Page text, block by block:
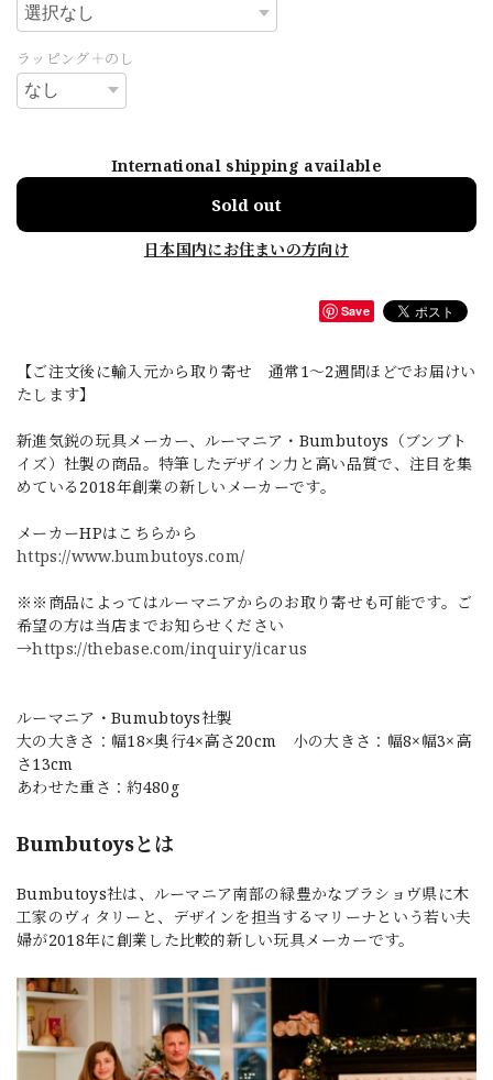
ラッピング＋のし
International shipping available
Sold out
日本国内にお住まいの方向け
Save
【ご注文後に輸入元から取り寄せ 通常1〜2週間ほどでお届けい
たします】
新進気鋭の玩具メーカー、ルーマニア・Bumbutoys（ブンブト
イズ）社製の商品。特筆したデザイン力と高い品質で、注目を集
めている2018年創業の新しいメーカーです。
メーカーHPはこちらから
https://www.bumbutoys.com/
※※商品によってはルーマニアからのお取り寄せも可能です。ご
希望の方は当店までお知らせください
→https://thebase.com/inquiry/icarus
ルーマニア・Bumubtoys社製
大の大きさ：幅18×奥行4×高さ20cm 小の大きさ：幅8×幅3×高
さ13cm
あわせた重さ：約480g
Bumbutoysとは
Bumbutoys社は、ルーマニア南部の緑豊かなブラショヴ県に木
工家のヴィタリーと、デザインを担当するマリーナという若い夫
婦が2018年に創業した比較的新しい玩具メーカーです。